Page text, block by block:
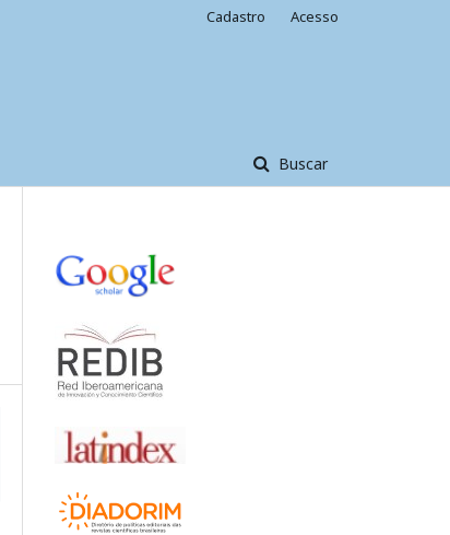
Buscar
Cadastro Acesso